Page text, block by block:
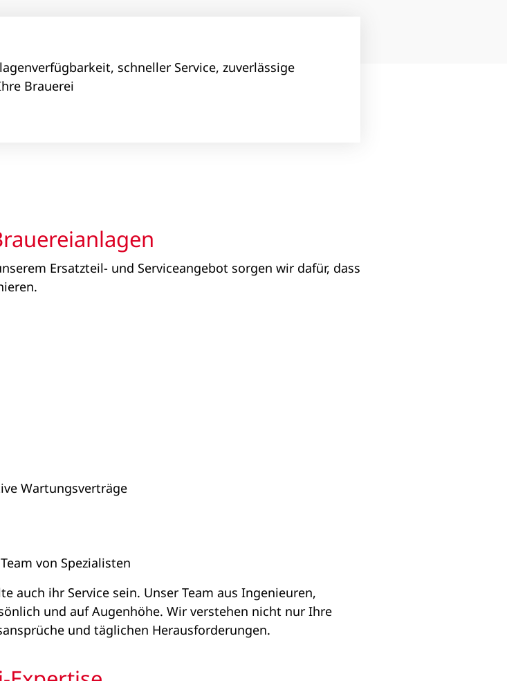
schneller Service, zuverlässige
Brauerei
Ersatzteil- und Serviceangebot sorgen wir dafür, dass
Wartungsverträge
von Spezialisten
auch ihr Service sein. Unser Team aus Ingenieuren,
und auf Augenhöhe. Wir verstehen nicht nur Ihre
und täglichen Herausforderungen.